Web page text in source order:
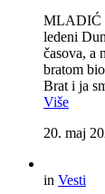
MLADIĆ
ledeni
časova, a
bratom
Brat i ja
Više
20. maj
in Vesti